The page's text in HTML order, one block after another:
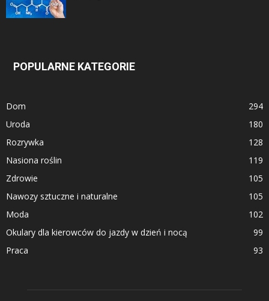
POPULARNE KATEGORIE
Dom
294
Uroda
180
Rozrywka
128
Nasiona roślin
119
Zdrowie
105
Nawozy sztuczne i naturalne
105
Moda
102
Okulary dla kierowców do jazdy w dzień i nocą
99
Praca
93